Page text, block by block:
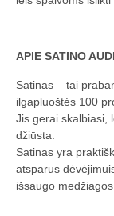
APIE SATINO
Satinas – tai
ilgapluoštės 100
Jis gerai skalbiasi,
džiūsta.
Satinas yra
atsparus
išsaugo